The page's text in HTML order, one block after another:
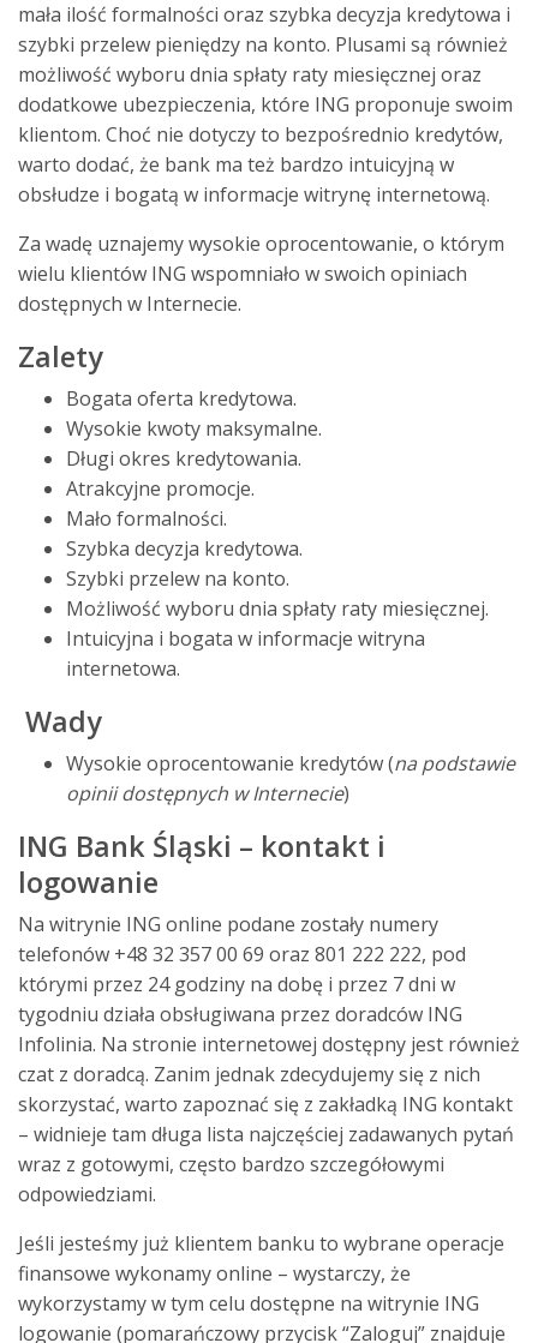
mała ilość formalności oraz szybka decyzja kredytowa i
szybki przelew pieniędzy na konto. Plusami są również
możliwość wyboru dnia spłaty raty miesięcznej oraz
dodatkowe ubezpieczenia, które ING proponuje swoim
klientom. Choć nie dotyczy to bezpośrednio kredytów,
warto dodać, że bank ma też bardzo intuicyjną w
obsłudze i bogatą w informacje witrynę internetową.
Za wadę uznajemy wysokie oprocentowanie, o którym
wielu klientów ING wspomniało w swoich opiniach
dostępnych w Internecie.
Zalety
Bogata oferta kredytowa.
Wysokie kwoty maksymalne.
Długi okres kredytowania.
Atrakcyjne promocje.
Mało formalności.
Szybka decyzja kredytowa.
Szybki przelew na konto.
Możliwość wyboru dnia spłaty raty miesięcznej.
Intuicyjna i bogata w informacje witryna
internetowa.
Wady
Wysokie oprocentowanie kredytów (na podstawie
opinii dostępnych w Internecie)
ING Bank Śląski – kontakt i
logowanie
Na witrynie ING online podane zostały numery
telefonów +48 32 357 00 69 oraz 801 222 222, pod
którymi przez 24 godziny na dobę i przez 7 dni w
tygodniu działa obsługiwana przez doradców ING
Infolinia. Na stronie internetowej dostępny jest również
czat z doradcą. Zanim jednak zdecydujemy się z nich
skorzystać, warto zapoznać się z zakładką ING kontakt
– widnieje tam długa lista najczęściej zadawanych pytań
wraz z gotowymi, często bardzo szczegółowymi
odpowiedziami.
Jeśli jesteśmy już klientem banku to wybrane operacje
finansowe wykonamy online – wystarczy, że
wykorzystamy w tym celu dostępne na witrynie ING
logowanie (pomarańczowy przycisk “Zaloguj” znajduje